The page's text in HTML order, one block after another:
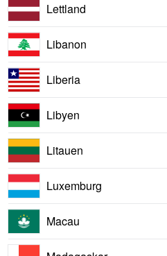
Lettland
Libanon
Liberia
Libyen
Litauen
Luxemburg
Macau